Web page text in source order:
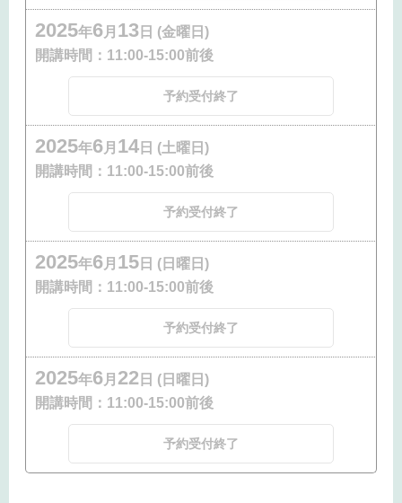
2025年6月 13 日 (金曜日)
開講時間： 11:00-15:00前後
予約受付終了
2025年6月 14 日 (土曜日)
開講時間： 11:00-15:00前後
予約受付終了
2025年6月 15 日 (日曜日)
開講時間： 11:00-15:00前後
予約受付終了
2025年6月 22 日 (日曜日)
開講時間： 11:00-15:00前後
予約受付終了